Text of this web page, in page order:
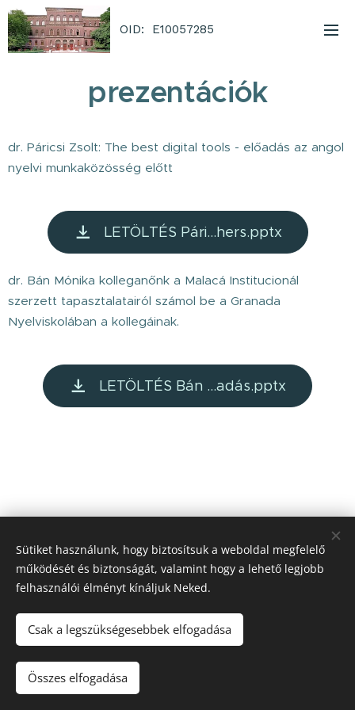
OID: E10057285
prezentációk
dr. Páricsi Zsolt: The best digital tools - előadás az angol
nyelvi munkaközösség előtt
LETÖLTÉS Pári...hers.pptx
dr. Bán Mónika kolleganőnk a Malacá Institucionál
szerzett tapasztalatairól számol be a Granada
Nyelviskolában a kollegáinak.
LETÖLTÉS Bán ...adás.pptx
© 2022 Minden jog fenntartva
Webnode
Sütiket használunk, hogy biztosítsuk a weboldal megfelelő
működését és biztonságát, valamint hogy a lehető legjobb
felhasználói élményt kínáljuk Neked.
Csak a legszükségesebbek elfogadása
Összes elfogadása